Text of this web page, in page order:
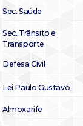
Sec. Saúde
Sec. Trânsito e
Transporte
Defesa Civil
Lei Paulo Gustavo
Almoxarife